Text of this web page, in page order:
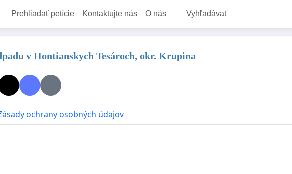
Prehliadať petície Kontaktujte nás O nás Vyhľadávať
v Hontianskych Tesároch, okr. Krupina
ochrany osobných údajov